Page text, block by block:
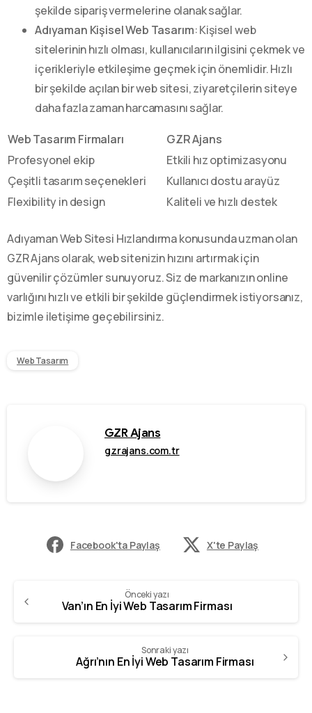
şekilde sipariş vermelerine olanak sağlar.
Adıyaman Kişisel Web Tasarım: Kişisel web
sitelerinin hızlı olması, kullanıcıların ilgisini çekmek ve
içerikleriyle etkileşime geçmek için önemlidir. Hızlı
bir şekilde açılan bir web sitesi, ziyaretçilerin siteye
daha fazla zaman harcamasını sağlar.
Web Tasarım Firmaları
GZR Ajans
Profesyonel ekip
Etkili hız optimizasyonu
Çeşitli tasarım seçenekleri
Kullanıcı dostu arayüz
Flexibility in design
Kaliteli ve hızlı destek
Adıyaman Web Sitesi Hızlandırma konusunda uzman olan
GZR Ajans olarak, web sitenizin hızını artırmak için
güvenilir çözümler sunuyoruz. Siz de markanızın online
varlığını hızlı ve etkili bir şekilde güçlendirmek istiyorsanız,
bizimle iletişime geçebilirsiniz.
Web Tasarım
GZR Ajans
gzrajans.com.tr
Facebook'ta Paylaş X'te Paylaş
Önceki yazı
Van’ın En İyi Web Tasarım Firması
Sonraki yazı
Ağrı’nın En İyi Web Tasarım Firması